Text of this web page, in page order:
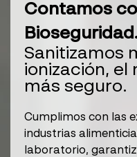
Contamos
Sanitizamos
ionización, el
más seguro.
Cumplimos con las
industrias
laboratorio,